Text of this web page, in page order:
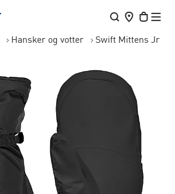
Hansker og votter Swift Mittens Jr